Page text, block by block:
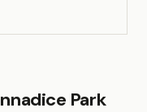
Park